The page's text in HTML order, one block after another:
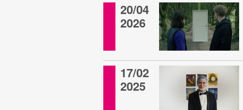
20/04
2026
17/02
2025